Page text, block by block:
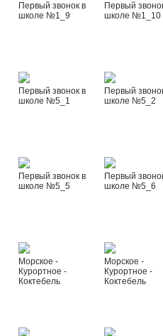
Первый звонок в
школе №1_9
Первый
школе №1_10
Первый звонок в
школе №5_1
Первый
школе №5_2
Первый звонок в
школе №5_5
Первый
школе №5_6
Морское -
Курортное -
Коктебель
Морское -
Курортное -
Коктебель